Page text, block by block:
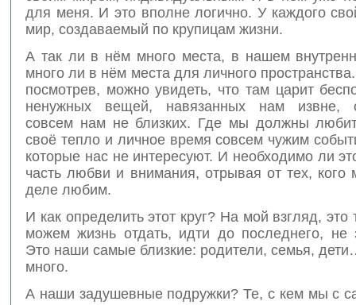
для меня. И это вполне логично. У каждого
мир, создаваемый по крупицам жизни.
А так ли в нём много места, в нашем
много ли в нём места для личного
посмотрев, можно увидеть, что там царит
ненужных вещей, навязанных нам извне,
совсем нам не близких. Где мы должны
своё тепло и личное время совсем чужим
которые нас не интересуют. И необходимо ли
часть любви и внимания, отрывая от тех,
деле любим.
И как определить этот круг? На мой взгляд, это
можем жизнь отдать, идти до последнего, не
Это наши самые близкие: родители, семья,
много.
А наши задушевные подружки? Те, с кем мы с